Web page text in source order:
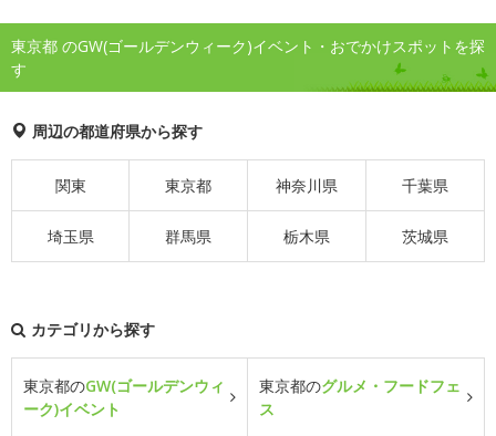
東京都 のGW(ゴールデンウィーク)イベント・おでかけスポットを探
す
周辺の都道府県から探す
関東 東京都 神奈川県 千葉県
埼玉県 群馬県 栃木県 茨城県
カテゴリから探す
東京都のGW(ゴールデンウィ
ーク)イベント
東京都のグルメ・フードフェ
ス